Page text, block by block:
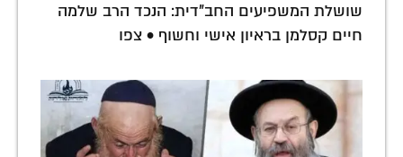
שושלת המשפיעים החב"דית: הנכד הרב שלמה
חיים קסלמן בראיון אישי וחשוף • צפו